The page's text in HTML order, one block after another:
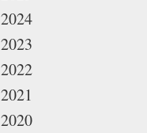
2024
2023
2022
2021
2020